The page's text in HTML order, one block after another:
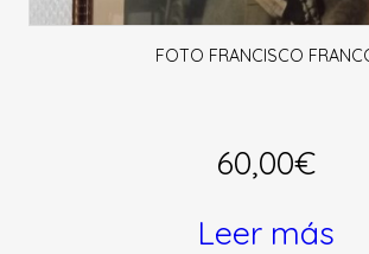
FOTO FRANCISCO
60,00€
Leer más